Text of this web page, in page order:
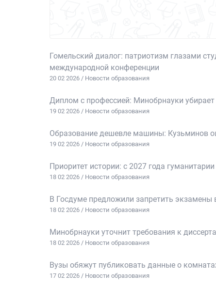
Гомельский диалог: патриотизм глазами
международной конференции
20 02 2026 / Новости образования
Диплом с профессией: Минобрнауки
19 02 2026 / Новости образования
Образование дешевле машины: Кузьминов
19 02 2026 / Новости образования
Приоритет истории: с 2027 года
18 02 2026 / Новости образования
В Госдуме предложили запретить экзамены
18 02 2026 / Новости образования
Минобрнауки уточнит требования к
18 02 2026 / Новости образования
Вузы обяжут публиковать данные о
17 02 2026 / Новости образования